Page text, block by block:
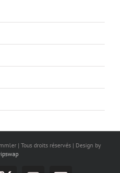
| Tous droits réservés | Design by